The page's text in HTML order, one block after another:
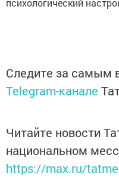
психологический
Следите за самым
Telegram-канале
Читайте новости
национальном
https://max.ru/